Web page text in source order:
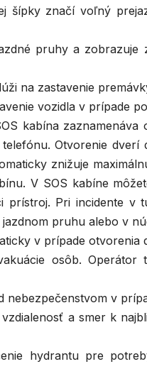
šípky značí voľný
pruhy a zobrazuje
na zastavenie
vozidla v prípade
kabína
Otvorenie dverí
znižuje
V SOS kabíne
prístroj. Pri incidente v
pruhu alebo v
v prípade otvorenia
osôb.
v
a smer k
hydrantu pre